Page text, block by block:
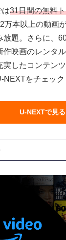
は31日間の無料
万本以上の動画
放題。さらに、
作映画のレンタ
実したコンテン
NEXTをチェック
U-NEXTで見る